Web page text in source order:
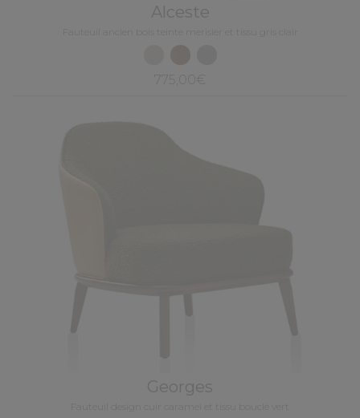
Alceste
Fauteuil ancien bois teinte merisier et tissu gris clair
775,00€
Georges
Fauteuil design cuir caramel et tissu bouclé vert